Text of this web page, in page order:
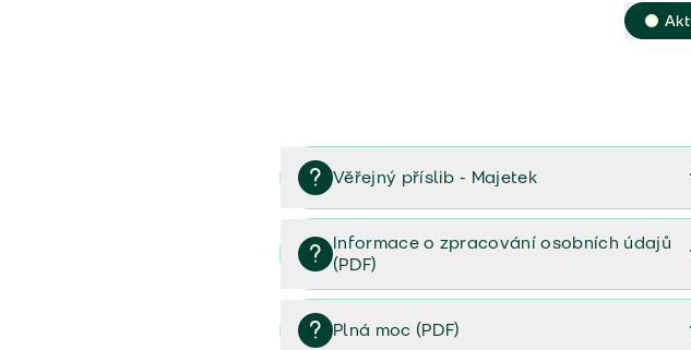
Věřejný příslib - Majetek
Věřejný příslib majetek 2023
Informace o zpracování osobních údajů
(PDF)
Informace o zpracování osobních údajů (PDF)
Plná moc (PDF)